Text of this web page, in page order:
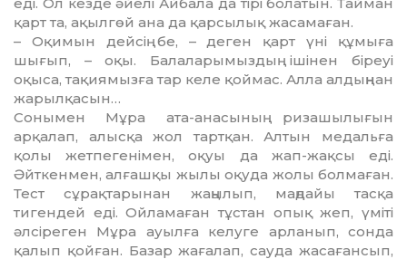
еді. Ол кезде әйелі Айбала да тірі болатын. Тайман
қарт та, ақылгөй ана да қарсылық жасамаған.
– Оқимын дейсің бе, – деген қарт үні құмыға
шығып, – оқы. Балаларымыздың ішінен біреуі
оқыса, тақиямызға тар келе қоймас. Алла алдыңнан
жарылқасын…
Сонымен Мұра ата-анасының риза­шылығын
арқалап, алысқа жол тартқан. Алтын медальға
қолы жетпегенімен, оқуы да жап-жақсы еді.
Әйткенмен, алғашқы жылы оқуда жолы болмаған.
Тест сұрақтарынан жаңылып, маңдайы тасқа
тигендей еді. Ойламаған тұстан опық жеп, үміті
әлсіреген Мұра ауылға келуге арланып, сонда
қалып қойған. Базар жағалап, сауда жасағансып,